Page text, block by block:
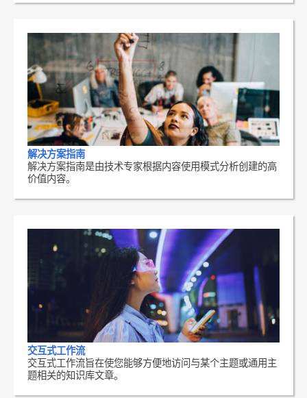
解决方案指南
解决方案指南是由技术专家根据内容使用模式分析创建的高
价值内容。
交互式工作流
交互式工作流旨在使您能够方便地访问与某个主题或通用主
题相关的知识库文章。